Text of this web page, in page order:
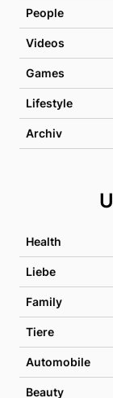
People
Videos
Games
Lifestyle
Archiv
Health
Liebe
Family
Tiere
Automobile
Beauty